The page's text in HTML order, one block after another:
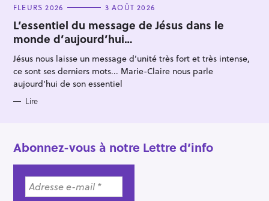
C
T
E
G
O
R
I
E
S
FLEURS 2026 3 AOÛT 2026
L’essentiel du message de Jésus dans le
monde d’aujourd’hui…
Jésus nous laisse un message d’unité très fort et très intense,
ce sont ses derniers mots... Marie-Claire nous parle
aujourd'hui de son essentiel
Lire
Abonnez-vous à notre Lettre d’info